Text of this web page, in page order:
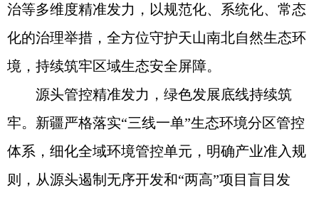
治等多维度精准发力，以规范化、系统化、常态
化的治理举措，全方位守护天山南北自然生态环
境，持续筑牢区域生态安全屏障。
源头管控精准发力，绿色发展底线持续筑
牢。新疆严格落实“三线一单”生态环境分区管控
体系，细化全域环境管控单元，明确产业准入规
则，从源头遏制无序开发和“两高”项目盲目发